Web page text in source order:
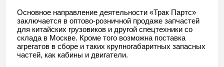
Основное направление деятельности «Трак Партс»
заключается в оптово-розничной продаже запчастей
для китайских грузовиков и другой спецтехники со
склада в Москве. Кроме того возможна поставка
агрегатов в сборе и таких крупногабаритных запасных
частей, как кабины и двигатели.